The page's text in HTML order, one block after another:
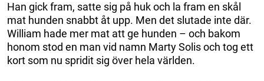
Han gick fram, satte sig på huk och la fram en skål
mat hunden snabbt åt upp. Men det slutade inte där.
William hade mer mat att ge hunden – och bakom
honom stod en man vid namn Marty Solis och tog ett
kort som nu spridit sig över hela världen.